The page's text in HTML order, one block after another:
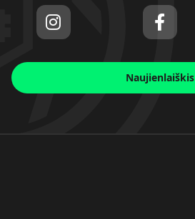
Naujienlaiškis